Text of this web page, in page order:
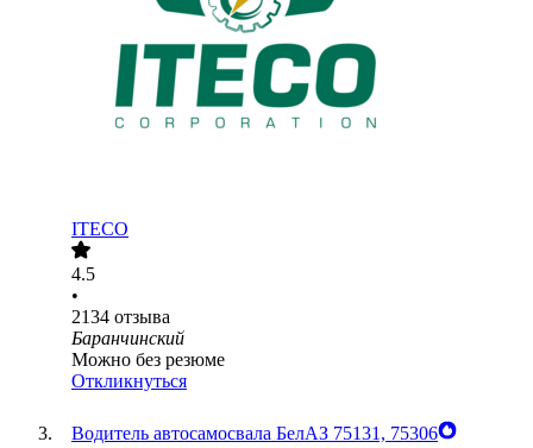
ITECO
4.5
•
2134 отзыва
Баранчинский
Можно без резюме
Откликнуться
Водитель автосамосвала БелАЗ 75131, 75306